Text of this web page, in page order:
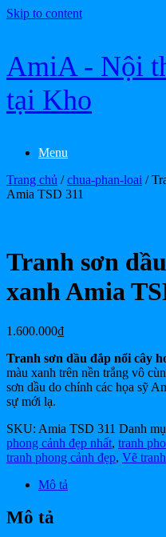
Skip to content
AmiA - Nội
tại Kho
Menu
Trang chủ /chua-phan-loai /
Amia TSD 311
Tranh sơn
xanh Amia
1.600.000₫
Tranh sơn dầu đắp nổi cây
màu xanh trên nền trắng vô
sơn dầu do chính các họa sỹ
sự mới lạ.
SKU: Amia TSD 311 Danh
phong cảnh đẹp nhất, tranh
tranh phong cảnh đẹp, Vẽ
Mô tả
Mô tả